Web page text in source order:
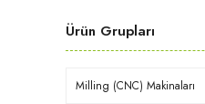
Ürün Grupları
Milling (CNC) Makinaları